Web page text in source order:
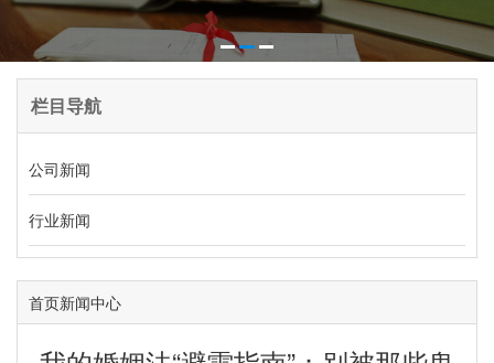
栏目导航
公司新闻
行业新闻
首页新闻中心